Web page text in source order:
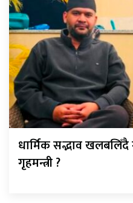
धार्मिक सद्भाव खलबलिँदै
गृहमन्त्री ?